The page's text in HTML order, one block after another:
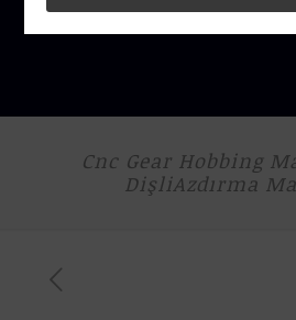
Cnc Gear Hobbing
DişliAzdırma